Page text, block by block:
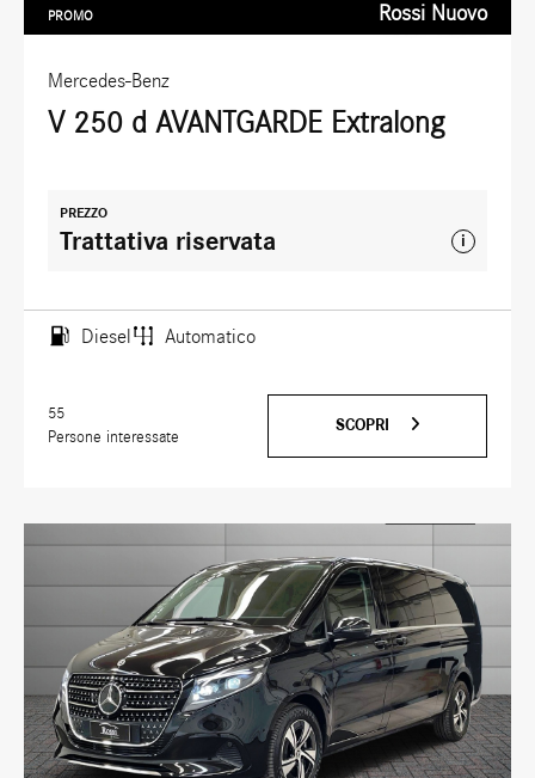
Mercedes-Benz
V 250 d AVANTGARDE Extralong
PROMO Rossi Nuovo
PREZZO
Trattativa riservata i
Diesel Automatico
55
Persone interessate
SCOPRI